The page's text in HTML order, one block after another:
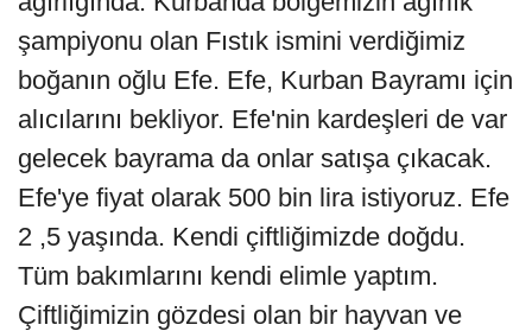
şampiyonu olan Fıstık ismini verdiğimiz
boğanın oğlu Efe. Efe, Kurban Bayramı için
alıcılarını bekliyor. Efe'nin kardeşleri de var
gelecek bayrama da onlar satışa çıkacak.
Efe'ye fiyat olarak 500 bin lira istiyoruz. Efe
2 ,5 yaşında. Kendi çiftliğimizde doğdu.
Tüm bakımlarını kendi elimle yaptım.
Çiftliğimizin gözdesi olan bir hayvan ve